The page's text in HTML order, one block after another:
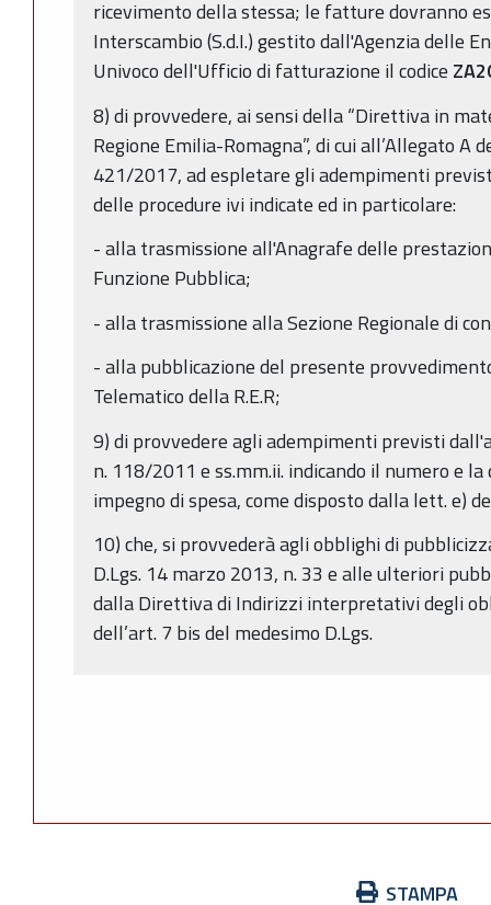
ricevimento della stessa; le fatture dovranno
Interscambio (S.d.I.) gestito dall'Agenzia delle
Univoco dell'Ufficio di fatturazione il codice
8) di provvedere, ai sensi della “Direttiva in
Regione Emilia-Romagna”, di cui all’Allegato A
421/2017, ad espletare gli adempimenti
delle procedure ivi indicate ed in particolare:
- alla trasmissione all'Anagrafe delle
Funzione Pubblica;
- alla trasmissione alla Sezione Regionale di
- alla pubblicazione del presente
Telematico della R.E.R;
9) di provvedere agli adempimenti previsti
n. 118/2011 e ss.mm.ii. indicando il numero e
impegno di spesa, come disposto dalla lett. e)
10) che, si provvederà agli obblighi di
D.Lgs. 14 marzo 2013, n. 33 e alle ulteriori
dalla Direttiva di Indirizzi interpretativi degli
dell’art. 7 bis del medesimo D.Lgs.
STAMPA